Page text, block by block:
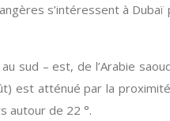
s’intéressent à Dubaï
sud – est, de l’Arabie
est atténué par la
autour de 22 °.